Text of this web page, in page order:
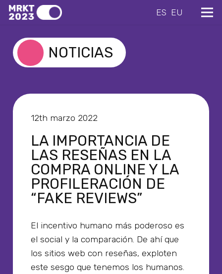
ES EU
NOTICIAS
12th marzo 2022
LA IMPORTANCIA DE
LAS RESEÑAS EN LA
COMPRA ONLINE Y LA
PROFILERACIÓN DE
“FAKE REVIEWS”
El incentivo humano más poderoso es
el social y la comparación. De ahí que
los sitios web con reseñas, exploten
este sesgo que tenemos los humanos.